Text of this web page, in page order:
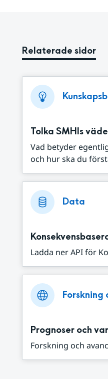
Relaterade sidor
Tolka SMHIs
Vad betyder
och hur ska du
Data
Ladda ner API för
Forskning
Prognoser och
Forskning och